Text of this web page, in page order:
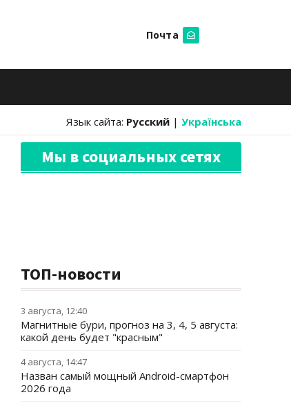
Почта
Язык сайта: Русский | Українська
Мы в социальных сетях
ТОП-новости
3 августа, 12:40
Магнитные бури, прогноз на 3, 4, 5 августа:
какой день будет "красным"
4 августа, 14:47
Назван самый мощный Android-смартфон
2026 года